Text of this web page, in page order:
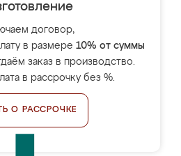
договор,
в размере 10% от суммы
заказ в производство.
в рассрочку без %.
О РАССРОЧКЕ